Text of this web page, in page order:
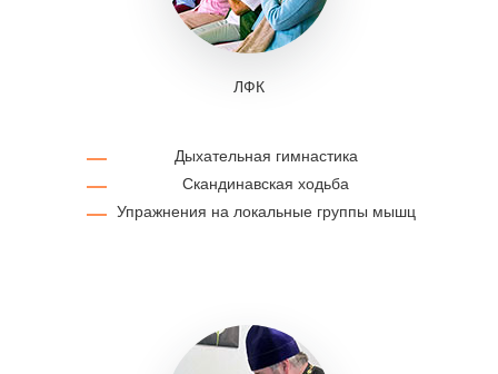
ЛФК
Дыхательная гимнастика
Скандинавская ходьба
Упражнения на локальные группы мышц